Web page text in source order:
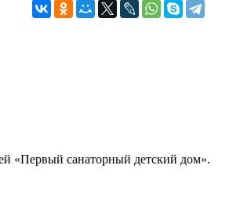
«Первый санаторный детский дом».